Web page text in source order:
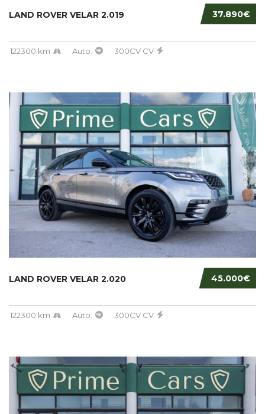
37.890€
LAND ROVER VELAR 2.019
122300 km Auto. 300CV CV
45.000€
LAND ROVER VELAR 2.020
122300 km Auto. 300CV CV